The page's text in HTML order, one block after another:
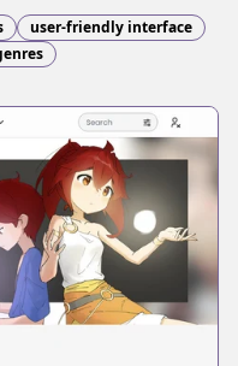
user-friendly interface